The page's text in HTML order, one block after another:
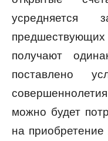
усредняется
предшествующих
получают
поставлено
можно будет
на